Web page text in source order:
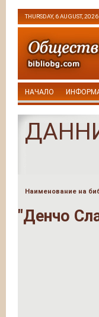
THURSDAY, 6 AUGUST, 2026
НАЧАЛО
Наименование на
"Денчо